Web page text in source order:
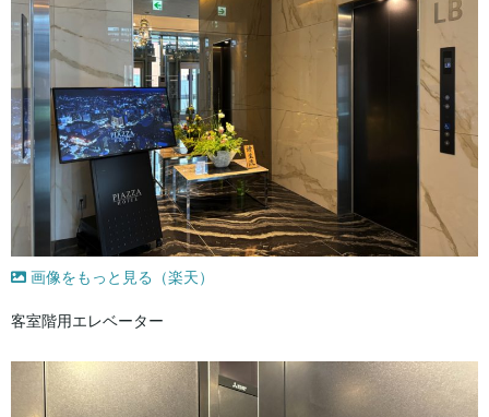
画像をもっと見る（楽天）
客室階用エレベーター